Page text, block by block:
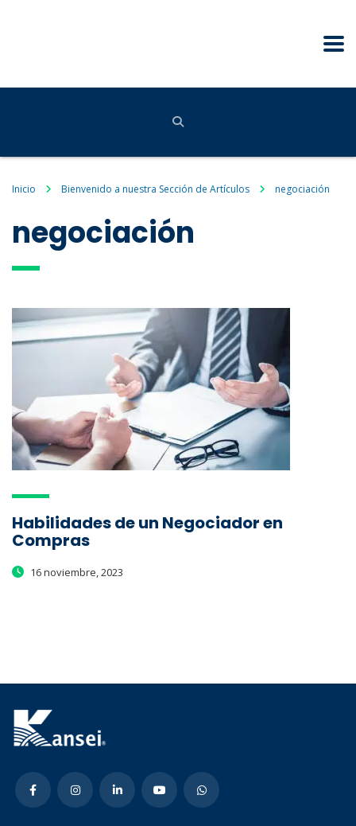
Inicio Bienvenido a nuestra Sección de Artículos negociación
negociación
Habilidades de un Negociador en
Compras
16 noviembre, 2023